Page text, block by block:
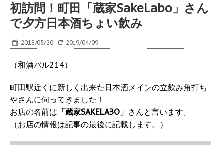
初訪問！町田「蔵家SakeLabo」さん
で夕方日本酒ちょい飲み
2018/05/20 2019/04/09
（和酒バル214）
町田駅近くに新しく出来た日本酒メインの立飲み角打ち
やさんに伺ってきました！
お店の名前は 「蔵家SAKELABO」 さんと言います。
（お店の情報は記事の最後に記載します。）